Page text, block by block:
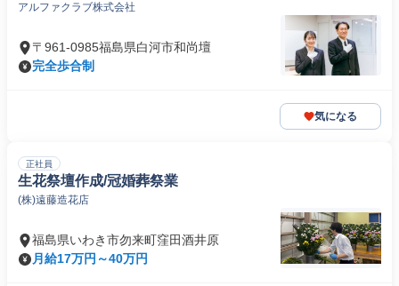
アルファクラブ株式会社
〒961-0985福島県白河市和尚壇
完全歩合制
気になる
正社員
生花祭壇作成/冠婚葬祭業
(株)遠藤造花店
福島県いわき市勿来町窪田酒井原
月給17万円～40万円